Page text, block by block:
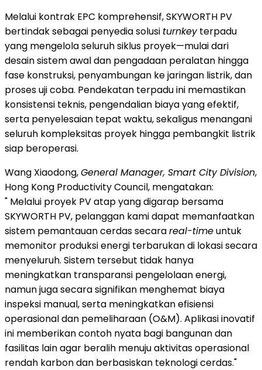
Melalui kontrak EPC komprehensif, SKYWORTH PV
bertindak sebagai penyedia solusi turnkeyterpadu
yang mengelola seluruh siklus proyek—mulai dari
desain sistem awal dan pengadaan peralatan hingga
fase konstruksi, penyambungan ke jaringan listrik, dan
proses uji coba. Pendekatan terpadu ini memastikan
konsistensi teknis, pengendalian biaya yang efektif,
serta penyelesaian tepat waktu, sekaligus menangani
seluruh kompleksitas proyek hingga pembangkit listrik
siap beroperasi.
Wang Xiaodong,General Manager, Smart City Division,
Hong Kong Productivity Council, mengatakan:
" Melalui proyek PV atap yang digarap bersama
SKYWORTH PV, pelanggan kami dapat memanfaatkan
sistem pemantauan cerdas secarareal-timeuntuk
memonitor produksi energi terbarukan di lokasi secara
menyeluruh. Sistem tersebut tidak hanya
meningkatkan transparansi pengelolaan energi,
namun juga secara signifikan menghemat biaya
inspeksi manual, serta meningkatkan efisiensi
operasional dan pemeliharaan (O&M). Aplikasi inovatif
ini memberikan contoh nyata bagi bangunan dan
fasilitas lain agar beralih menuju aktivitas operasional
rendah karbon dan berbasiskan teknologi cerdas."